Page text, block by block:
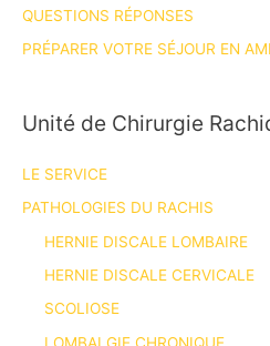
QUESTIONS RÉPONSES
PRÉPARER VOTRE SÉJOUR EN
Unité de Chirurgie
LE SERVICE
PATHOLOGIES DU RACHIS
HERNIE DISCALE LOMBAIRE
HERNIE DISCALE CERVICALE
SCOLIOSE